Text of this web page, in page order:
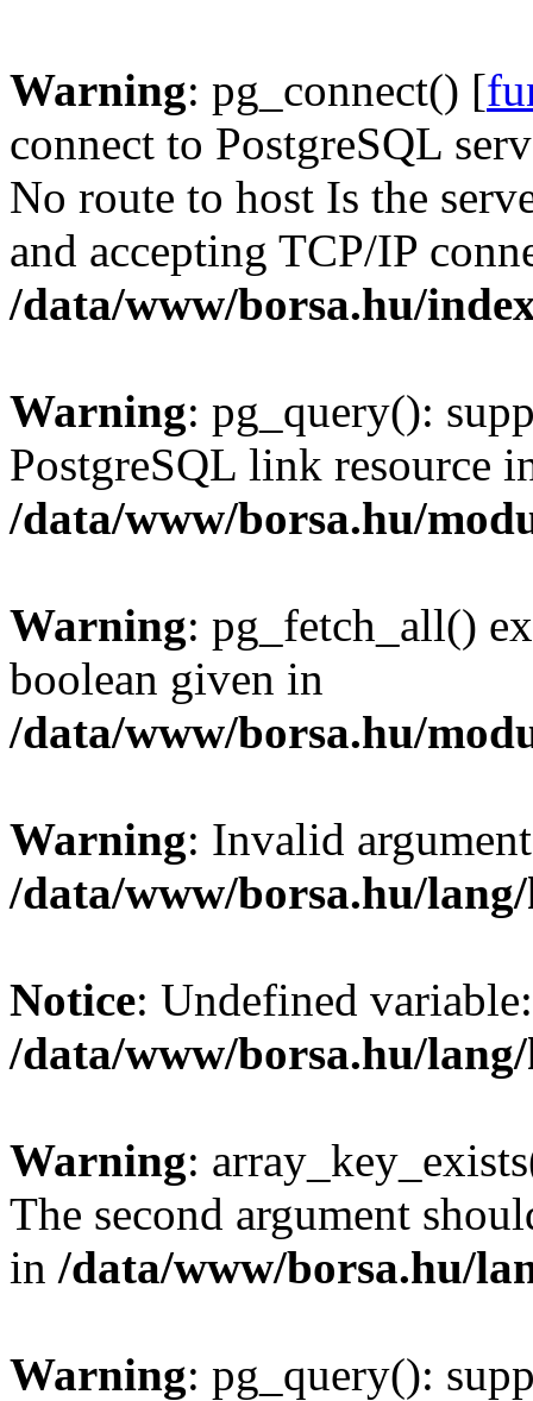
Warning: pg_connect() [
connect to PostgreSQL
No route to host Is the
and accepting TCP/IP
/data/www/borsa.hu/
Warning: pg_query():
PostgreSQL link resource
/data/www/borsa.hu/
Warning: pg_fetch_all()
boolean given in
/data/www/borsa.hu/
Warning: Invalid
/data/www/borsa.hu/
Notice: Undefined
/data/www/borsa.hu/
Warning:
The second argument
in /data/www/borsa.hu/
Warning: pg_query():